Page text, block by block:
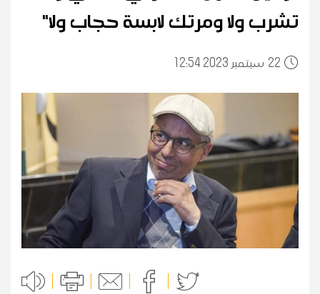
تشرب ولا ومرتك لابسة حجاب ولا"
22 12:54 2023 سبتمبر